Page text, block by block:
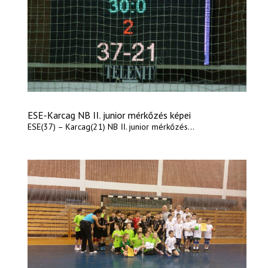
ESE-Karcag NB II. junior mérkőzés képei
ESE(37) – Karcag(21) NB II. junior mérkőzés...